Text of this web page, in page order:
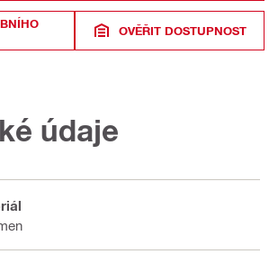
OVĚŘIT DOSTUPNOST
údaje